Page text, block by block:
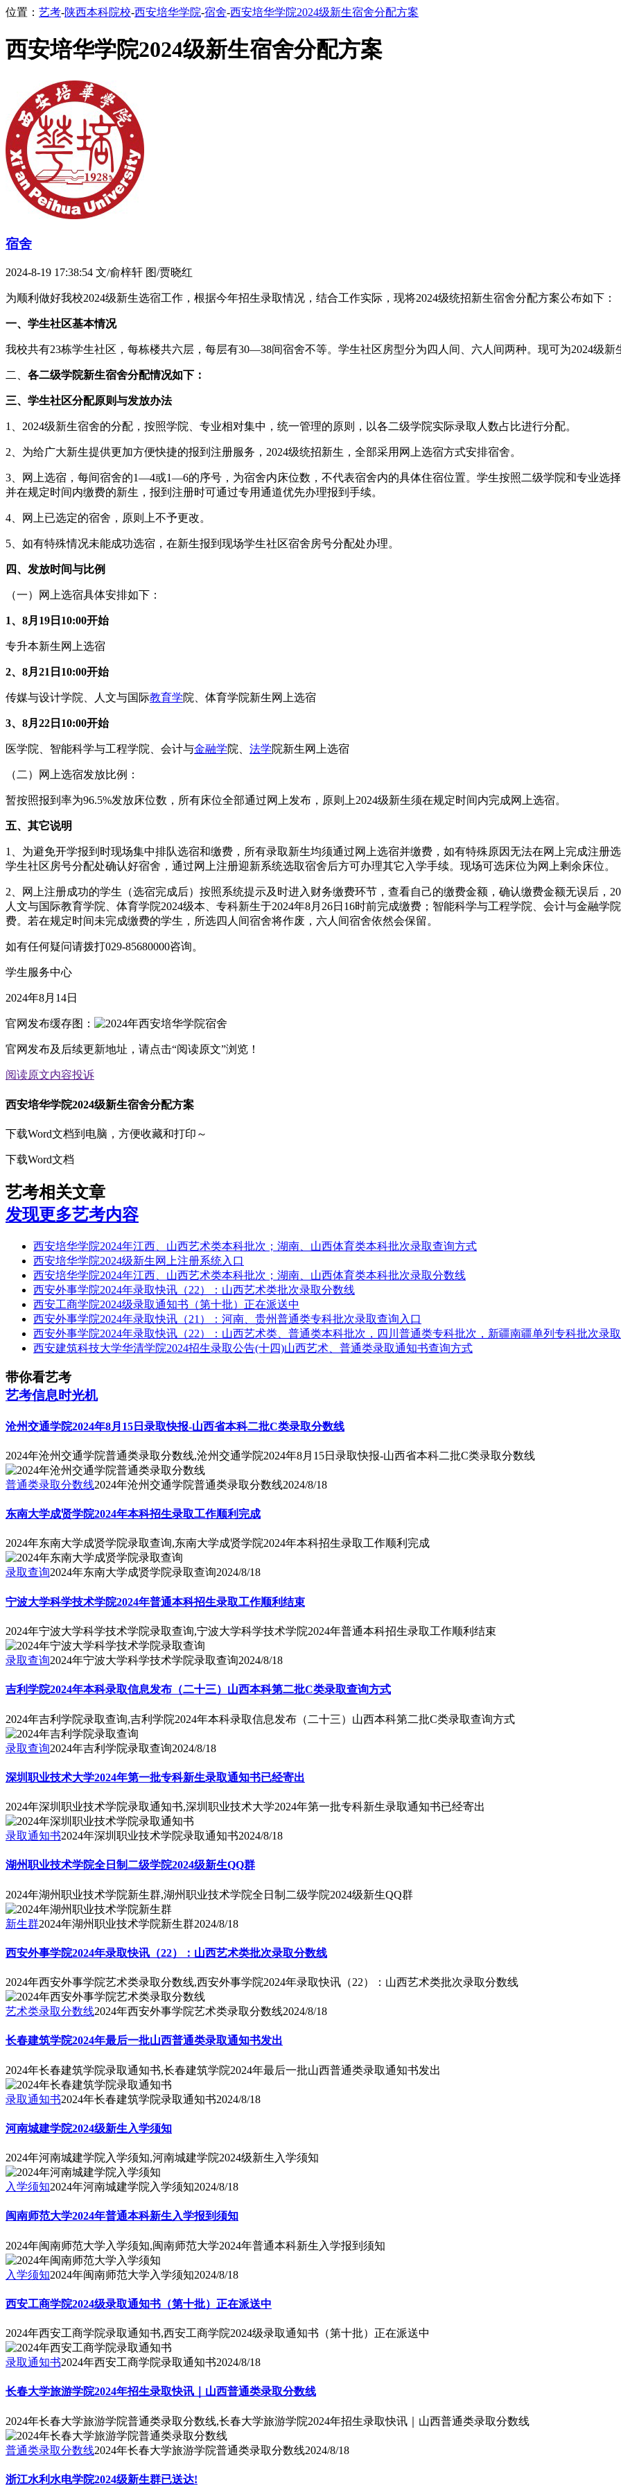
位置： 艺考-陕西本科院校-西安培华学院-宿舍-西安培华学院2024级新生宿舍分配方案
西安培华学院2024级新生宿舍分配方案
宿舍
2024-8-19 17:38:54 文/俞梓轩 图/贾晓红
为顺利做好我校2024级新生选宿工作，根据今年招生录取情况，结合工作实际，现将2024级统招新生宿舍分配方案公布如下：
一、学生社区基本情况
我校共有23栋学生社区，每栋楼共六层，每层有30—38间宿舍不等。学生社区房型分为四人间、六人间两种。现可为2024级新
二、 各二级学院新生宿舍分配情况如下：
三、 学生社区分配原则与发放办法
1、2024级新生宿舍的分配，按照学院、专业相对集中，统一管理的原则，以各二级学院实际录取人数占比进行分配。
2、为给广大新生提供更加方便快捷的报到注册服务，2024级统招新生，全部采用网上选宿方式安排宿舍。
3、网上选宿，每间宿舍的1—4或1—6的序号，为宿舍内床位数，不代表宿舍内的具体住宿位置。学生按照二级学院和专业选
并在规定时间内缴费的新生，报到注册时可通过专用通道优先办理报到手续。
4、网上已选定的宿舍，原则上不予更改。
5、如有特殊情况未能成功选宿，在新生报到现场学生社区宿舍房号分配处办理。
四、发放时间与比例
（一）网上选宿具体安排如下：
1、8月19 日10:00开始
专升本新生网上选宿
2、8月21日10:00开始
传媒与设计学院、人文与国际教育学院、体育学院新生网上选宿
3、8月22 日10:00开始
医学院、智能科学与工程学院、会计与金融学院、 法学院新生网上选宿
（二）网上选宿发放比例：
暂按照报到率为96.5%发放床位数，所有床位全部通过网上发布，原则上2024级新生须在规定时间内完成网上选宿。
五、其它说明
1、为避免开学报到时现场集中排队选宿和缴费，所有录取新生均须通过网上选宿并缴费，如有特殊原因无法在网上完成注册
学生社区房号分配处确认好宿舍，通过网上注册迎新系统选取宿舍后方可办理其它入学手续。现场可选床位为网上剩余床位。
2、网上注册成功的学生（选宿完成后）按照系统提示及时进入财务缴费环节，查看自己的缴费金额，确认缴费金额无误后，
人文与国际教育学院、体育学院2024级本、专科新生于2024年8月26日16时前完成缴费；智能科学与工程学院、会计与金融学
费。若在规定时间未完成缴费的学生，所选四人间宿舍将作废，六人间宿舍依然会保留。
如有任何疑问请拨打029-85680000咨询。
学生服务中心
2024年8月14日
官网发布缓存图：
官网发布及后续更新地址，请点击“阅读原文”浏览！
阅读原文内容投诉
西安培华学院2024级新生宿舍分配方案
下载Word文档到电脑，方便收藏和打印～
下载Word文档
艺考相关文章
发现更多艺考内容
西安培华学院2024年江西、山西艺术类本科批次；湖南、山西体育类本科批次录取查询方式
西安培华学院2024级新生网上注册系统入口
西安培华学院2024年江西、山西艺术类本科批次；湖南、山西体育类本科批次录取分数线
西安外事学院2024年录取快讯（22）：山西艺术类批次录取分数线
西安工商学院2024级录取通知书（第十批）正在派送中
西安外事学院2024年录取快讯（21）：河南、贵州普通类专科批次录取查询入口
西安外事学院2024年录取快讯（22）：山西艺术类、普通类本科批次，四川普通类专科批次，新疆南疆单列专科批次录
西安建筑科技大学华清学院2024招生录取公告(十四)山西艺术、普通类录取通知书查询方式
带你看艺考
艺考信息时光机
沧州交通学院2024年8月15日录取快报-山西省本科二批C类录取分数线
2024年沧州交通学院普通类录取分数线,沧州交通学院2024年8月15日录取快报-山西省本科二批C类录取分数线
普通类录取分数线2024年沧州交通学院普通类录取分数线2024/8/18
东南大学成贤学院2024年本科招生录取工作顺利完成
2024年东南大学成贤学院录取查询,东南大学成贤学院2024年本科招生录取工作顺利完成
录取查询2024年东南大学成贤学院录取查询2024/8/18
宁波大学科学技术学院2024年普通本科招生录取工作顺利结束
2024年宁波大学科学技术学院录取查询,宁波大学科学技术学院2024年普通本科招生录取工作顺利结束
录取查询2024年宁波大学科学技术学院录取查询2024/8/18
吉利学院2024年本科录取信息发布（二十三）山西本科第二批C类录取查询方式
2024年吉利学院录取查询,吉利学院2024年本科录取信息发布（二十三）山西本科第二批C类录取查询方式
录取查询2024年吉利学院录取查询2024/8/18
深圳职业技术大学2024年第一批专科新生录取通知书已经寄出
2024年深圳职业技术学院录取通知书,深圳职业技术大学2024年第一批专科新生录取通知书已经寄出
录取通知书2024年深圳职业技术学院录取通知书2024/8/18
湖州职业技术学院全日制二级学院2024级新生QQ群
2024年湖州职业技术学院新生群,湖州职业技术学院全日制二级学院2024级新生QQ群
新生群2024年湖州职业技术学院新生群2024/8/18
西安外事学院2024年录取快讯（22）：山西艺术类批次录取分数线
2024年西安外事学院艺术类录取分数线,西安外事学院2024年录取快讯（22）：山西艺术类批次录取分数线
艺术类录取分数线2024年西安外事学院艺术类录取分数线2024/8/18
长春建筑学院2024年最后一批山西普通类录取通知书发出
2024年长春建筑学院录取通知书,长春建筑学院2024年最后一批山西普通类录取通知书发出
录取通知书2024年长春建筑学院录取通知书2024/8/18
河南城建学院2024级新生入学须知
2024年河南城建学院入学须知,河南城建学院2024级新生入学须知
入学须知2024年河南城建学院入学须知2024/8/18
闽南师范大学2024年普通本科新生入学报到须知
2024年闽南师范大学入学须知,闽南师范大学2024年普通本科新生入学报到须知
入学须知2024年闽南师范大学入学须知2024/8/18
西安工商学院2024级录取通知书（第十批）正在派送中
2024年西安工商学院录取通知书,西安工商学院2024级录取通知书（第十批）正在派送中
录取通知书2024年西安工商学院录取通知书2024/8/18
长春大学旅游学院2024年招生录取快讯｜山西普通类录取分数线
2024年长春大学旅游学院普通类录取分数线,长春大学旅游学院2024年招生录取快讯｜山西普通类录取分数线
普通类录取分数线2024年长春大学旅游学院普通类录取分数线2024/8/18
浙江水利水电学院2024级新生群已送达!